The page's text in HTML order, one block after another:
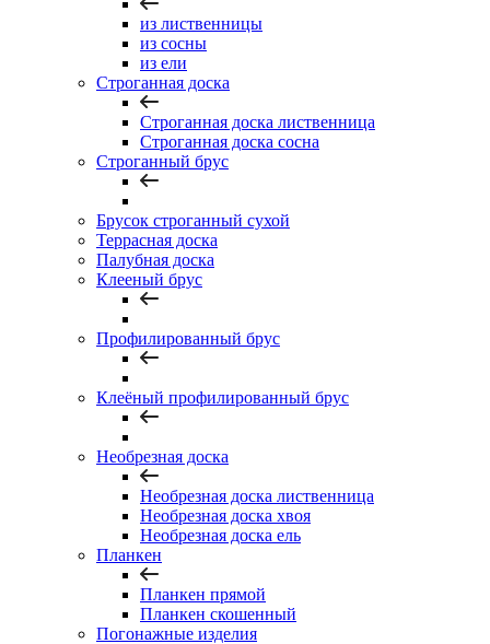
из лиственницы
из сосны
из ели
Строганная доска
Строганная доска лиственница
Строганная доска сосна
Строганный брус
Брусок строганный сухой
Террасная доска
Палубная доска
Клееный брус
Профилированный брус
Клеёный профилированный брус
Необрезная доска
Необрезная доска лиственница
Необрезная доска хвоя
Необрезная доска ель
Планкен
Планкен прямой
Планкен скошенный
Погонажные изделия